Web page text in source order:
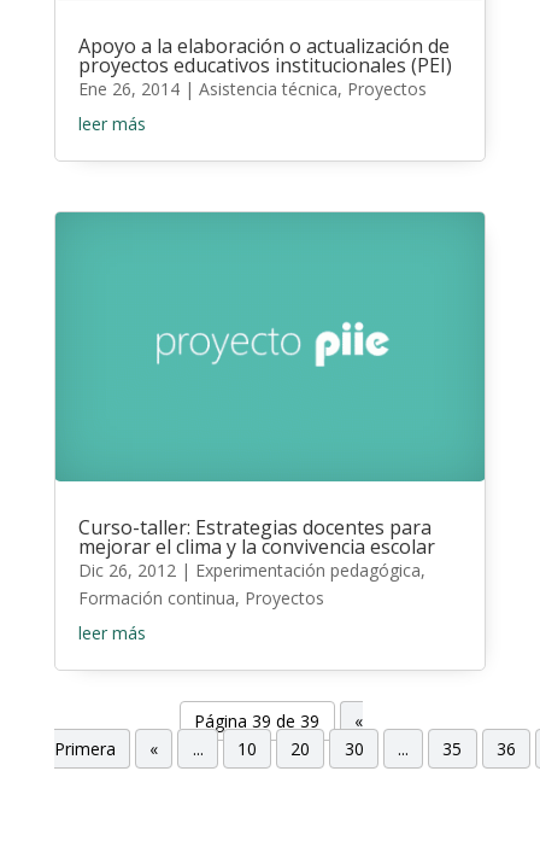
Apoyo a la elaboración o actualización de
proyectos educativos institucionales (PEI)
Ene 26, 2014| Asistencia técnica, Proyectos
leer más
Curso-taller: Estrategias docentes para
mejorar el clima y la convivencia escolar
Dic 26, 2012| Experimentación pedagógica,
Formación continua, Proyectos
leer más
Página 39 de 39
«
Primera
« ... 10 20 30 ... 35 36